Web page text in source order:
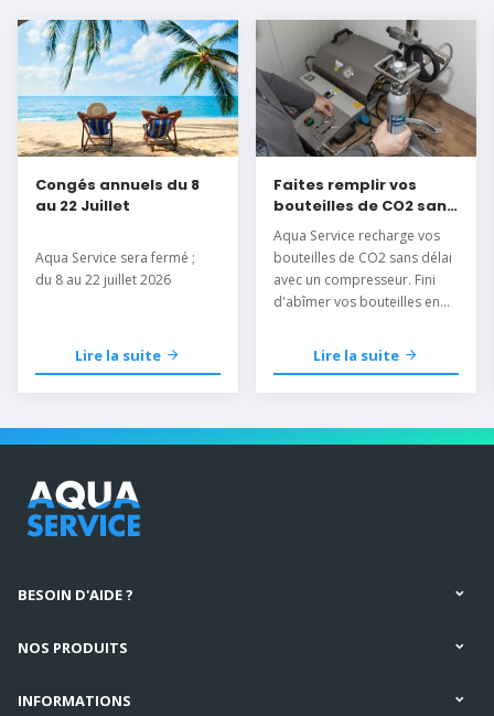
Congés annuels du 8
au 22 Juillet
Aqua Service sera fermé ;
du 8 au 22 juillet 2026
Lire la suite
Faites remplir vos
bouteilles de CO2 sans
délai
Aqua Service recharge vos
bouteilles de CO2 sans délai
avec un compresseur. Fini
d'abîmer vos bouteilles en
Lire la suite
BESOIN D'AIDE ?
NOS PRODUITS
INFORMATIONS